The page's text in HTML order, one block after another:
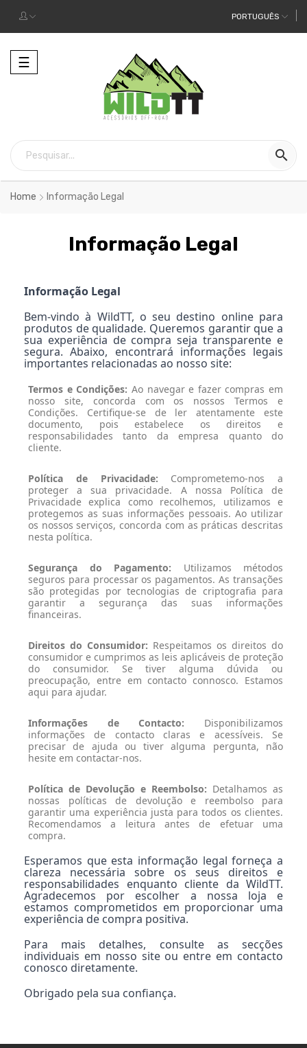
PORTUGUÊS
Alternar
a
☰

Home Informação Legal
Informação Legal
Informação Legal
Bem-vindo à WildTT, o seu destino online para
produtos de qualidade. Queremos garantir que a
sua experiência de compra seja transparente e
segura. Abaixo, encontrará informações legais
importantes relacionadas ao nosso site:
Termos e Condições: Ao navegar e fazer compras em
nosso site, concorda com os nossos Termos e
Condições. Certifique-se de ler atentamente este
documento, pois estabelece os direitos e
responsabilidades tanto da empresa quanto do
cliente.
Política de Privacidade: Comprometemo-nos a
proteger a sua privacidade. A nossa Política de
Privacidade explica como recolhemos, utilizamos e
protegemos as suas informações pessoais. Ao utilizar
os nossos serviços, concorda com as práticas descritas
nesta política.
Segurança do Pagamento: Utilizamos métodos
seguros para processar os pagamentos. As transações
são protegidas por tecnologias de criptografia para
garantir a segurança das suas informações
financeiras.
Direitos do Consumidor: Respeitamos os direitos do
consumidor e cumprimos as leis aplicáveis de proteção
do consumidor. Se tiver alguma dúvida ou
preocupação, entre em contacto connosco. Estamos
aqui para ajudar.
Informações de Contacto: Disponibilizamos
informações de contacto claras e acessíveis. Se
precisar de ajuda ou tiver alguma pergunta, não
hesite em contactar-nos.
Política de Devolução e Reembolso: Detalhamos as
nossas políticas de devolução e reembolso para
garantir uma experiência justa para todos os clientes.
Recomendamos a leitura antes de efetuar uma
compra.
Esperamos que esta informação legal forneça a
clareza necessária sobre os seus direitos e
responsabilidades enquanto cliente da WildTT.
Agradecemos por escolher a nossa loja e
estamos comprometidos em proporcionar uma
experiência de compra positiva.
Para mais detalhes, consulte as secções
individuais em nosso site ou entre em contacto
conosco diretamente.
Obrigado pela sua confiança.